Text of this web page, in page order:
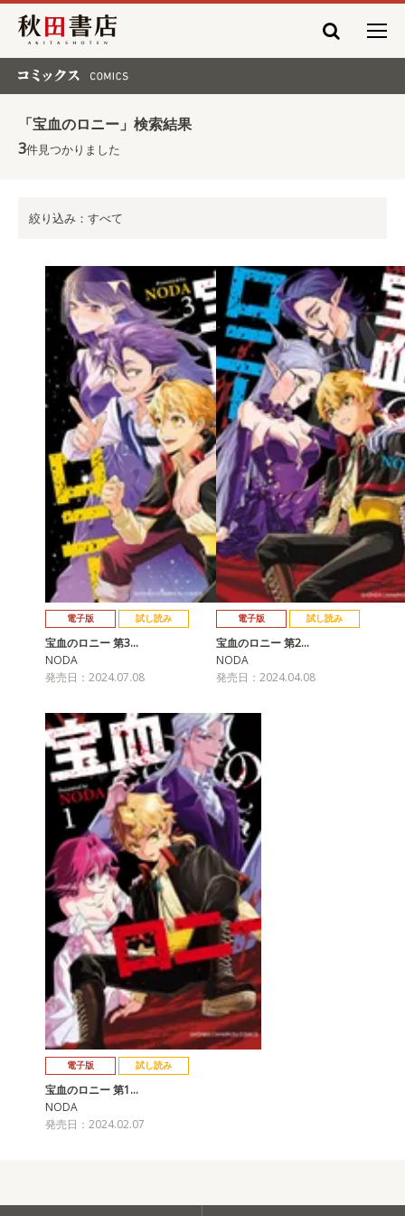
秋田書店
「宝血のロニー」検索結果
3件見つかりました
絞り込み：すべて
電子版 試し読み
宝血のロニー 第3…
NODA
発売日：2024.07.08
電子版 試し読み
宝血のロニー 第2…
NODA
発売日：2024.04.08
電子版 試し読み
宝血のロニー 第1…
NODA
発売日：2024.02.07